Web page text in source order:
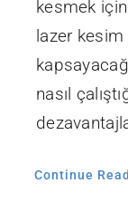
kesmek
lazer kesim
nasıl
Continue